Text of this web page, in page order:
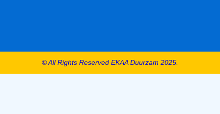
© All Rights Reserved EKAA Duurzam 2025.